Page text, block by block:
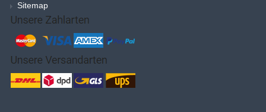
Sitemap